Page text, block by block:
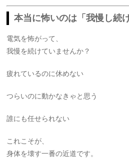
本当に怖いのは「我慢し続
電気を怖がって、
我慢を続けていませんか？
疲れているのに休めない
つらいのに動かなきゃと思う
誰にも任せられない
これこそが、
身体を壊す一番の近道です。